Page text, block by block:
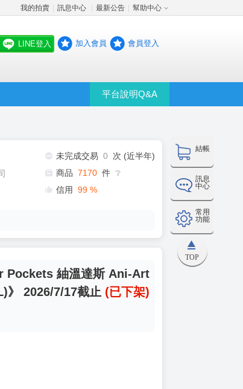
我的拍賣 訊息中心 最新公告 幫助中心
LINE登入 加入會員 會員登入
平台說明Q&A
結帳
訊息
中心
常用
功能
TOP
未完成交易 0
次 (近半年)
商品 7170 件 ❔
信用 99 %
Pockets 紬溫達斯 Ani-Art
》 2026/7/17截止 (已下架)